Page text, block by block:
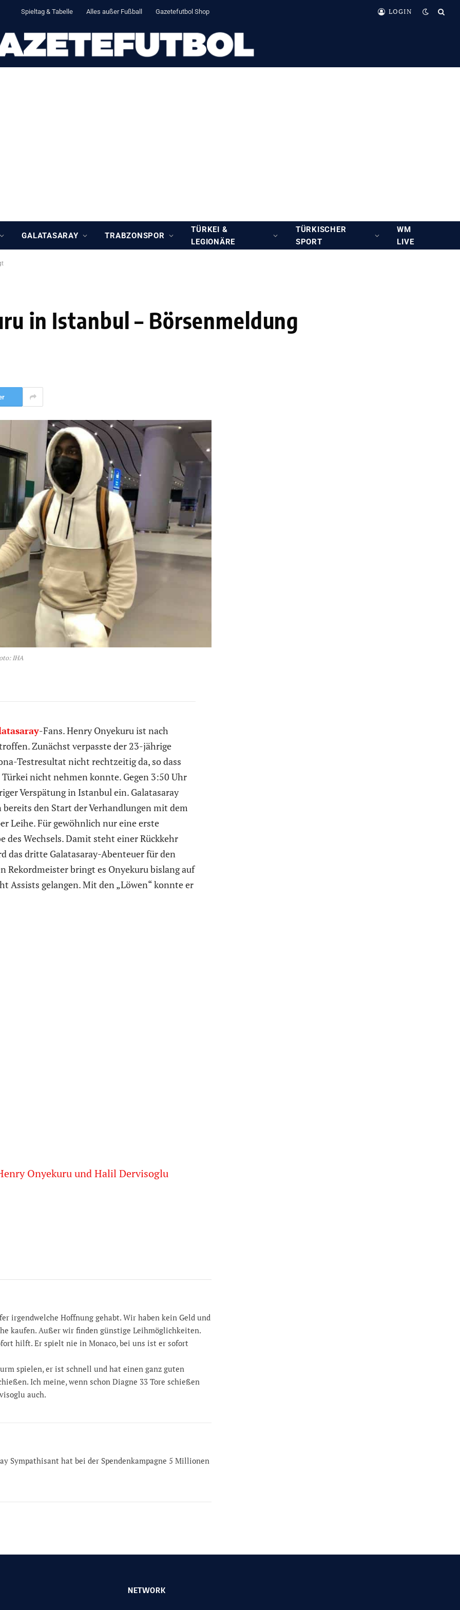
Spieltag & Tabelle Alles außer Fußball Gazetefutbol Shop LOGIN
GALATASARAY TRABZONSPOR
TÜRKEI &
LEGIONÄRE
TÜRKISCHER
SPORT
WM
LIVE
in Istanbul – Börsenmeldung
IHA
-Fans. Henry Onyekuru ist nach
Zunächst verpasste der 23-jährige
Testresultat nicht rechtzeitig da, so dass
nicht nehmen konnte. Gegen 3:50 Uhr
Verspätung in Istanbul ein. Galatasaray
den Start der Verhandlungen mit dem
Leihe. Für gewöhnlich nur eine erste
Wechsels. Damit steht einer Rückkehr
das dritte Galatasaray-Abenteuer für den
Rekordmeister bringt es Onyekuru bislang auf
Assists gelangen. Mit den „Löwen“ konnte er
Onyekuru und Halil Dervisoglu
irgendwelche Hoffnung gehabt. Wir haben kein Geld und
kaufen. Außer wir finden günstige Leihmöglichkeiten.
hilft. Er spielt nie in Monaco, bei uns ist er sofort
spielen, er ist schnell und hat einen ganz guten
Ich meine, wenn schon Diagne 33 Tore schießen
auch.
Sympathisant hat bei der Spendenkampagne 5 Millionen
NETWORK